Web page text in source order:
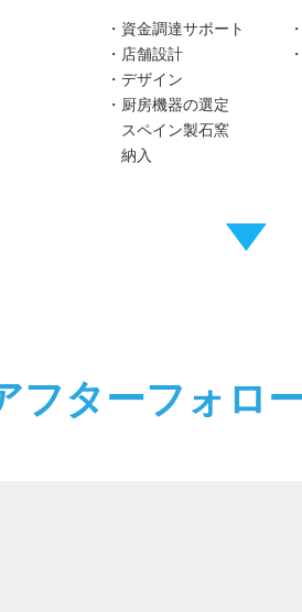
・資金調達サポート
・店舗設計
・デザイン
・厨房機器の選定
スペイン製石窯
納入
フターフォロ